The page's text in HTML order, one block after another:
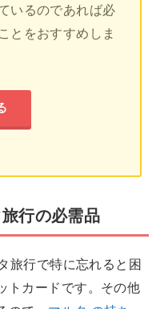
いるのであれば必
とをおすすめしま
行の必需品
旅行で特に忘れると困
トカードです。その他